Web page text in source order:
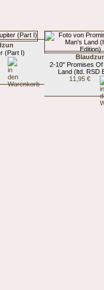
(Part I)
2-10" Promises
Land (ltd. RSD
11,95 €